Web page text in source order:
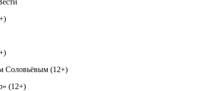
Соловьёвым (12+)
(12+)